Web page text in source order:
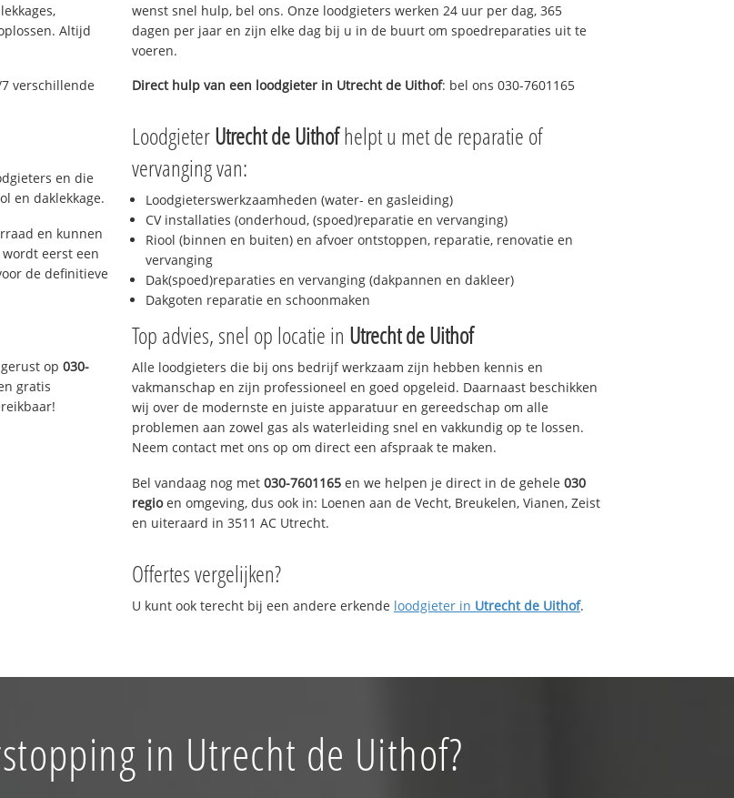
Altijd
verschillende
en die
en daklekkage.
en kunnen
eerst een
de definitieve
gerust op030-
gratis
wenst snel hulp, bel ons. Onze loodgieters werken 24 uur per dag, 365
dagen per jaar en zijn elke dag bij u in de buurt om spoedreparaties uit te
voeren.
Direct hulp van een loodgieter in Utrecht de Uithof: bel ons 030-7601165
LoodgieterUtrecht de Uithofhelpt u met de reparatie of
vervanging van:
Loodgieterswerkzaamheden (water- en gasleiding)
CV installaties (onderhoud, (spoed)reparatie en vervanging)
Riool (binnen en buiten) en afvoer ontstoppen, reparatie, renovatie en
vervanging
Dak(spoed)reparaties en vervanging (dakpannen en dakleer)
Dakgoten reparatie en schoonmaken
Top advies, snel op locatie in Utrecht de Uithof
Alle loodgieters die bij ons bedrijf werkzaam zijn hebben kennis en
vakmanschap en zijn professioneel en goed opgeleid. Daarnaast beschikken
wij over de modernste en juiste apparatuur en gereedschap om alle
problemen aan zowel gas als waterleiding snel en vakkundig op te lossen.
Neem contact met ons op om direct een afspraak te maken.
Bel vandaag nog met 030-7601165 en we helpen je direct in de gehele 030
regioen omgeving, dus ook in: Loenen aan de Vecht, Breukelen, Vianen, Zeist
en uiteraard in 3511 AC Utrecht.
Offertes vergelijken?
U kunt ook terecht bij een andere erkende loodgieter in Utrecht de Uithof.
in Utrecht de Uithof?